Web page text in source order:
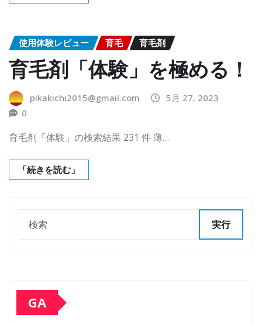
使用体験レビュー 育毛 育毛剤
育毛剤「体験」を極める！
pikakichi2015@gmail.com
5月 27, 2023
0
育毛剤「体験」の検索結果 231 件 薄…
「続きを読む」
実行
GA